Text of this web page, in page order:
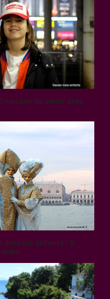
raisons de partir avec
avec les enfants : 5